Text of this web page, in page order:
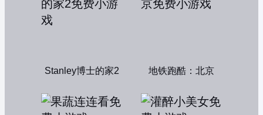
Stanley博士的家2 地铁跑酷：北京